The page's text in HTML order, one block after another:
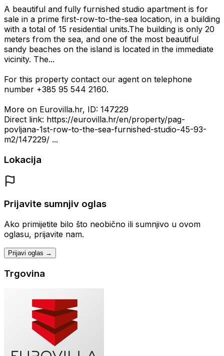
A beautiful and fully furnished studio apartment is for
sale in a prime first-row-to-the-sea location, in a building
with a total of 15 residential units.The building is only 20
meters from the sea, and one of the most beautiful
sandy beaches on the island is located in the immediate
vicinity. The...
For this property contact our agent on telephone
number +385 95 544 2160.
More on Eurovilla.hr, ID: 147229
Direct link: https://eurovilla.hr/en/property/pag-
povljana-1st-row-to-the-sea-furnished-studio-45-93-
m2/147229/ ...
Lokacija
Prijavite sumnjiv oglas
Ako primijetite bilo što neobično ili sumnjivo u ovom
oglasu, prijavite nam.
Prijavi oglas →
Trgovina